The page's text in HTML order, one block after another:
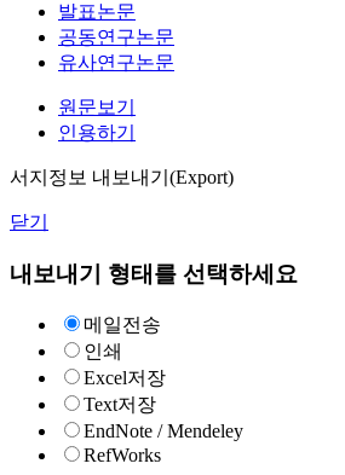
발표논문
공동연구논문
유사연구논문
원문보기
인용하기
서지정보 내보내기(Export)
닫기
내보내기 형태를 선택하세요
메일전송
인쇄
Excel저장
Text저장
EndNote / Mendeley
RefWorks